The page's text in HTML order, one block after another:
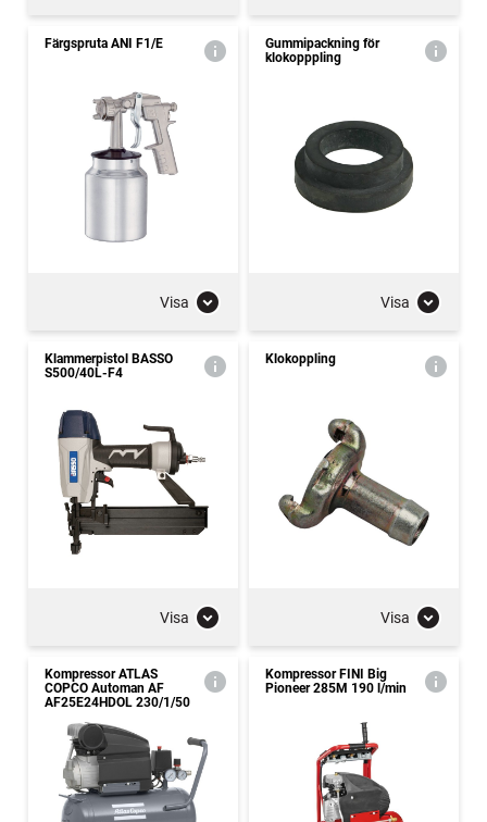
Färgspruta ANI F1/E
Visa
Gummipackning för
klokopppling
Visa
Klammerpistol BASSO
S500/40L-F4
Visa
Klokoppling
Visa
Kompressor ATLAS
COPCO Automan AF
AF25E24HDOL 230/1/50
Kompressor FINI Big
Pioneer 285M 190 l/min